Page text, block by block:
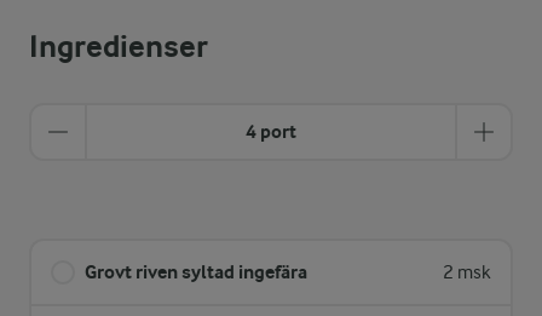
Ingredienser
4 port
Grovt riven syltad ingefära 2 msk